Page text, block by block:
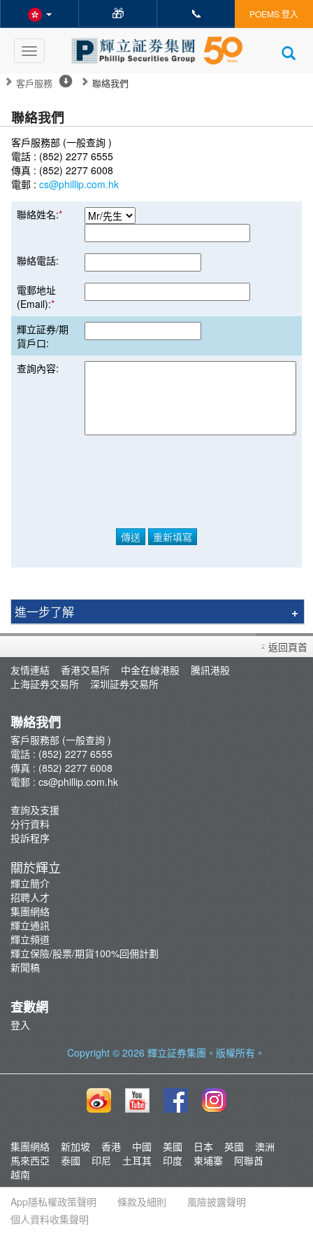
🎁 📞 POEMS 登入
Toggle
navigation
客戶服務 聯絡我們
聯絡我們
客戶服務部 (一般查詢 )
電話 : (852) 2277 6555
傳真 : (852) 2277 6008
電郵 : cs@phillip.com.hk
聯絡姓名:*
聯絡電話:
電郵地址
(Email):*
輝立証券/期
貨戶口:
查詢內容:
進一步了解
買賣衍生產品須知
開設戶口
查詢及支援
轉入股票
孖展及利率
佣金及收費資料
表格下載
最新推廣及優惠
重要通知
輝立証券開戶優惠總覽
返回頁首
友情連結
香港交易所 中金在線港股
騰訊港股
上海証券交易所
深圳証券交易所
聯絡我們
客戶服務部 (一般查詢 )
電話 : (852) 2277 6555
傳真 : (852) 2277 6008
電郵 : cs@phillip.com.hk
查詢及支援
分行資料
投訴程序
關於輝立
輝立簡介
招聘人才
集團網絡
輝立通訊
輝立頻道
輝立保險/股票/期貨100%回佣計劃
新聞稿
查數網
登入
Copyright © 2026 輝立証券集團 。版權所有。
集團網絡 新加坡 香港 中國 美國 日本 英國
澳洲
馬來西亞
泰國 印尼 土耳其 印度 柬埔寨
阿聯酋
越南
App隱私權政策聲明
條款及細則
風險披露聲明
個人資料收集聲明